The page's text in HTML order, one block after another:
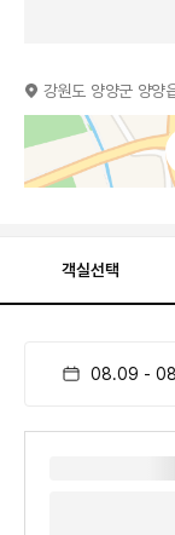
강원도 양양군 양
객실선택
08.09 -